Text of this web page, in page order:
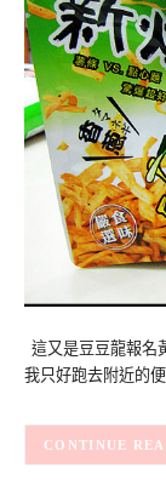
這又是豆豆龍報名
我只好跑去附近的
CONTINUE